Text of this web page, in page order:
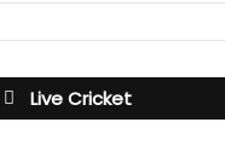
Live Cricket